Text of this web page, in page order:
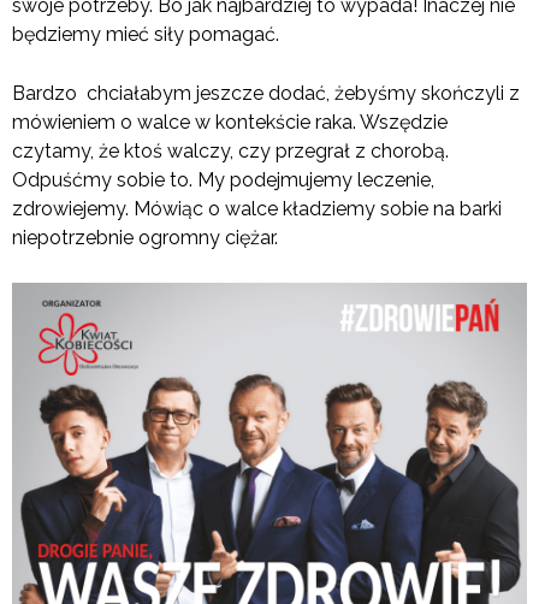
swoje potrzeby. Bo jak najbardziej to wypada! Inaczej nie
będziemy mieć siły pomagać.
Bardzo chciałabym jeszcze dodać, żebyśmy skończyli z
mówieniem o walce w kontekście raka. Wszędzie
czytamy, że ktoś walczy, czy przegrał z chorobą.
Odpuśćmy sobie to. My podejmujemy leczenie,
zdrowiejemy. Mówiąc o walce kładziemy sobie na barki
niepotrzebnie ogromny ciężar.